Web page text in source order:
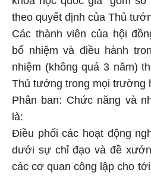
theo quyết định của Thủ
Các thành viên của hội
bổ nhiệm và điều hành
nhiệm (không quá 3 năm)
Thủ tướng trong mọi trường
Phân ban: Chức năng và
là:
Điều phối các hoạt động
dưới sự chỉ đạo và đề
các cơ quan công lập cho